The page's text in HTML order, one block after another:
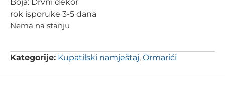
Boja: Drvni dekor
rok isporuke 3-5 dana
Nema na stanju
Kategorije: Kupatilski namještaj, Ormarići